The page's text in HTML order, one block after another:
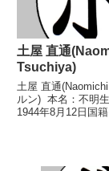
土屋 直通
Tsuchiya)
土屋 直通
ルン) 本名：不明生
1944年8月12日国
明) 八尋 久美...